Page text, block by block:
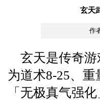
玄天
作
玄天是传奇
为道术8-25、
「无极真气强